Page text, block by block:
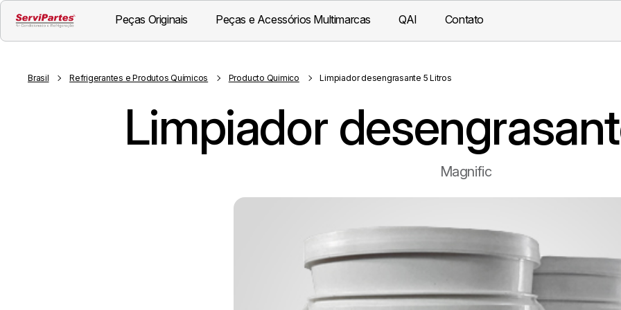
Peças Originais Peças e Acessórios Multimarcas QAI Contato
Brasil Refrigerantes e Produtos Químicos Producto Quimico Limpiador desengrasante 5 Litros
Limpiador
Magnific